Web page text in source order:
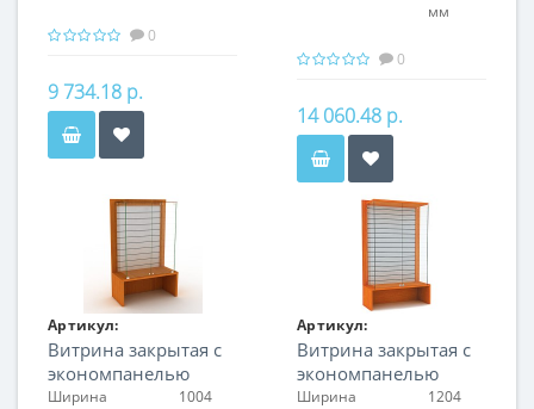
0
9 734.18 р.
мм
0
14 060.48 р.
Артикул:
FIN.V.100.S.EP.00
Витрина закрытая с
экономпанелью
Ширина
1004
Артикул:
FIN.V.120.H.EP.00
Витрина закрытая с
экономпанелью
Ширина
1204